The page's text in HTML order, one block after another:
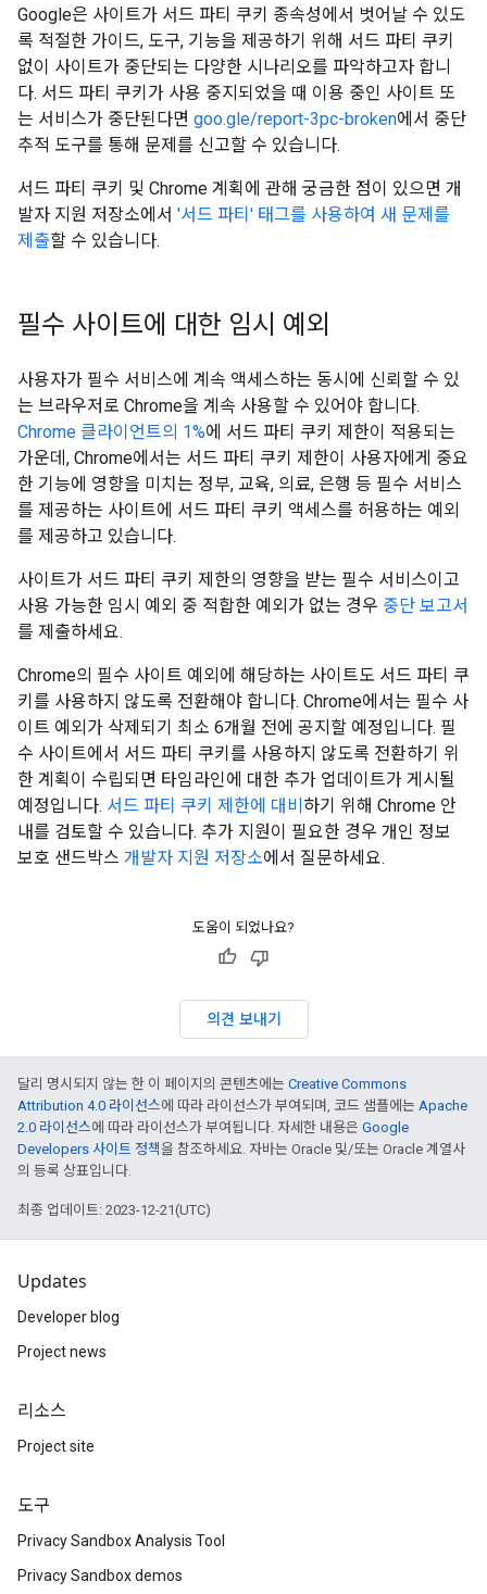
Google은 사이트가 서드 파티 쿠키 종속성에서 벗어날 수 있도
록 적절한 가이드, 도구, 기능을 제공하기 위해 서드 파티 쿠키
없이 사이트가 중단되는 다양한 시나리오를 파악하고자 합니
다. 서드 파티 쿠키가 사용 중지되었을 때 이용 중인 사이트 또
는 서비스가 중단된다면 goo.gle/report-3pc-broken에서 중단
추적 도구를 통해 문제를 신고할 수 있습니다.
서드 파티 쿠키 및 Chrome 계획에 관해 궁금한 점이 있으면 개
발자 지원 저장소에서 '서드 파티' 태그를 사용하여 새 문제를
제출할 수 있습니다.
필수 사이트에 대한 임시 예외
사용자가 필수 서비스에 계속 액세스하는 동시에 신뢰할 수 있
는 브라우저로 Chrome을 계속 사용할 수 있어야 합니다.
Chrome 클라이언트의 1%에 서드 파티 쿠키 제한이 적용되는
가운데, Chrome에서는 서드 파티 쿠키 제한이 사용자에게 중요
한 기능에 영향을 미치는 정부, 교육, 의료, 은행 등 필수 서비스
를 제공하는 사이트에 서드 파티 쿠키 액세스를 허용하는 예외
를 제공하고 있습니다.
사이트가 서드 파티 쿠키 제한의 영향을 받는 필수 서비스이고
사용 가능한 임시 예외 중 적합한 예외가 없는 경우 중단 보고서
를 제출하세요.
Chrome의 필수 사이트 예외에 해당하는 사이트도 서드 파티 쿠
키를 사용하지 않도록 전환해야 합니다. Chrome에서는 필수 사
이트 예외가 삭제되기 최소 6개월 전에 공지할 예정입니다. 필
수 사이트에서 서드 파티 쿠키를 사용하지 않도록 전환하기 위
한 계획이 수립되면 타임라인에 대한 추가 업데이트가 게시될
예정입니다. 서드 파티 쿠키 제한에 대비 하기 위해 Chrome 안
내를 검토할 수 있습니다. 추가 지원이 필요한 경우 개인 정보
보호 샌드박스 개발자 지원 저장소에서 질문하세요.
도움이 되었나요?
의견 보내기
달리 명시되지 않는 한 이 페이지의 콘텐츠에는 Creative Commons
Attribution 4.0 라이선스에 따라 라이선스가 부여되며, 코드 샘플에는 Apache
2.0 라이선스에 따라 라이선스가 부여됩니다. 자세한 내용은 Google
Developers 사이트 정책을 참조하세요. 자바는 Oracle 및/또는 Oracle 계열사
의 등록 상표입니다.
최종 업데이트: 2023-12-21(UTC)
Updates
Developer blog
Project news
리소스
Project site
도구
Privacy Sandbox Analysis Tool
Privacy Sandbox demos